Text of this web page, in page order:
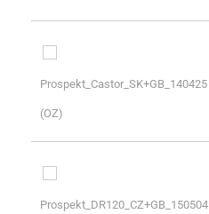
Prospekt_Castor_SK+GB_140425
(OZ)
Prospekt_DR120_CZ+GB_150504